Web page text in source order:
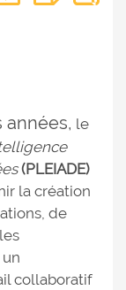
années, le
(PLEIADE)
la création
de
collaboratif